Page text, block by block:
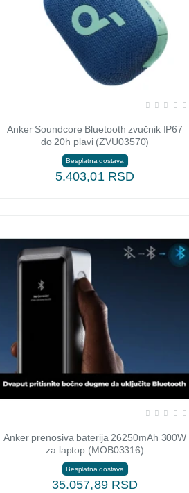
Anker Soundcore Bluetooth zvučnik IP67
do 20h plavi (ZVU03570)
Besplatna dostava
5.403,01 RSD
Anker prenosiva baterija 26250mAh 300W
za laptop (MOB03316)
Besplatna dostava
35.057,89 RSD